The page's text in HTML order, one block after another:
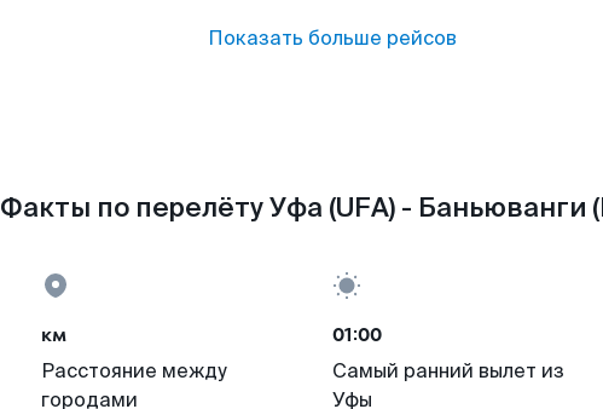
Показать больше рейсов
Факты по перелёту Уфа (UFA) - Баньюванги
км
Расстояние между
городами
01:00
Самый ранний вылет из
Уфы